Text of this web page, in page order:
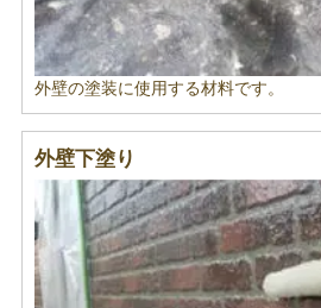
外壁の塗装に使用する材料です。
外壁下塗り